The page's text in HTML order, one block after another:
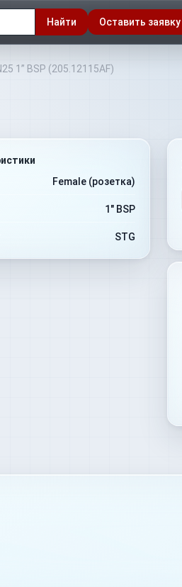
Найти Оставить заявку
1” BSP (205.12115AF)
Female (розетка)
1" BSP
STG